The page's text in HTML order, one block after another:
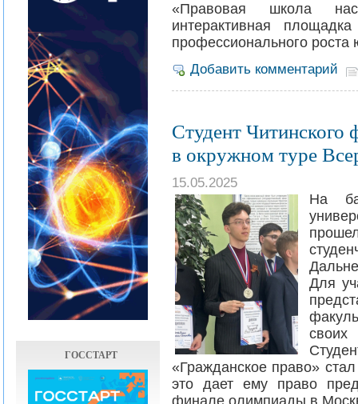
ГОССТАРТ
«Правовая школа
интерактивная
профессионального роста
Добавить комментарий
Студент Читинского
в окружном туре
15.05.2025
На
Для
своих
«Гражданское право»
это дает ему право
финале олимпиады в